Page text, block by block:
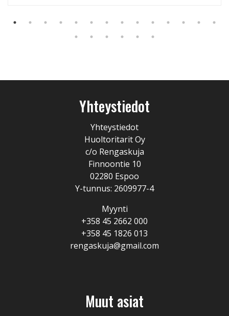
Yhteystiedot
Yhteystiedot
Huoltoritarit Oy
c/o Rengaskuja
Finnoontie 10
02280 Espoo
Y-tunnus: 2609977-4
Myynti
+358 45 2662 000
+358 45 1826 013
rengaskuja@gmail.com
Muut asiat